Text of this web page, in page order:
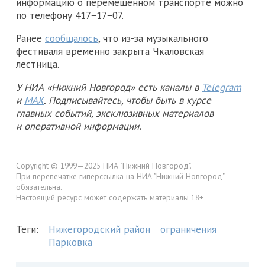
по телефону 417−17−07.
Ранее сообщалось, что из-за музыкального
фестиваля временно закрыта Чкаловская
лестница.
У НИА «Нижний Новгород» есть каналы в Telegram
и MAX. Подписывайтесь, чтобы быть в курсе
главных событий, эксклюзивных материалов
и оперативной информации.
Copyright © 1999—2025 НИА "Нижний Новгород".
При перепечатке гиперссылка на НИА "Нижний Новгород"
обязательна.
Настоящий ресурс может содержать материалы 18+
Теги: Нижегородский район
ограничения
Парковка